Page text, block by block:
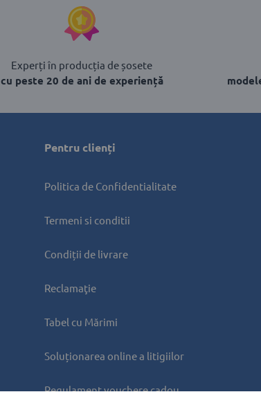
Experți în producția de șosete
cu peste 20 de ani de experiență
Pentru clienți
Politica de Confidentialitate
Termeni si conditii
Condiții de livrare
Reclamaţie
Tabel cu Mărimi
Soluționarea online a litigiilor
Regulament vouchere cadou